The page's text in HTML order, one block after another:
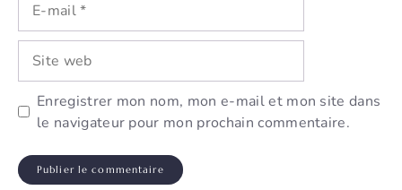
mail
Site
web
Enregistrer mon nom, mon e-mail et mon site dans
le navigateur pour mon prochain commentaire.